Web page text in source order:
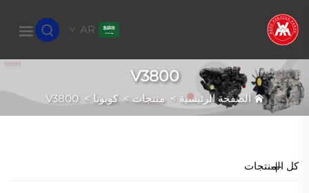
AR
V3800
الصفحة الرئيسية >منتجات >كوبوتا >
V3800
كل المنتجات